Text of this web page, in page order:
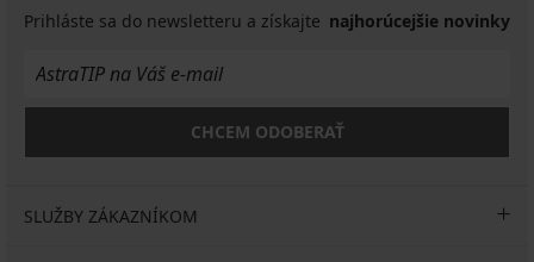
Prihláste sa do newsletteru a získajte najhorúcejšie novinky
CHCEM ODOBERAŤ
SLUŽBY ZÁKAZNÍKOM